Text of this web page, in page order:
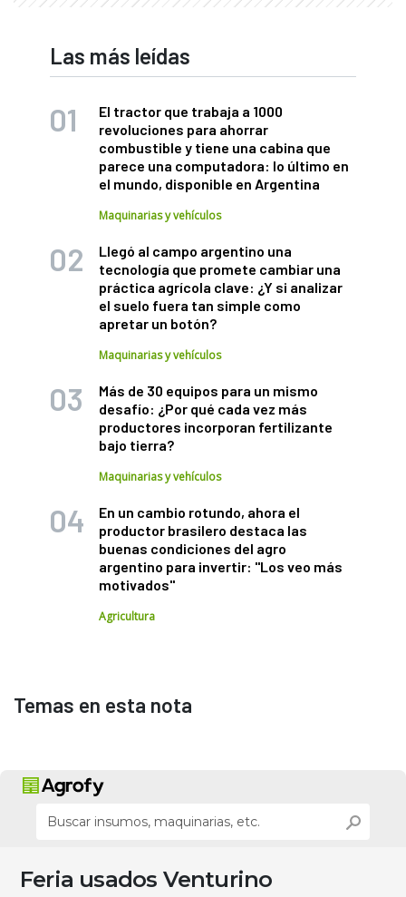
Las más leídas
El tractor que trabaja a 1000
revoluciones para ahorrar
combustible y tiene una cabina que
parece una computadora: lo último en
el mundo, disponible en Argentina
Maquinarias y vehículos
Llegó al campo argentino una
tecnología que promete cambiar una
práctica agrícola clave: ¿Y si analizar
el suelo fuera tan simple como
apretar un botón?
Maquinarias y vehículos
Más de 30 equipos para un mismo
desafío: ¿Por qué cada vez más
productores incorporan fertilizante
bajo tierra?
Maquinarias y vehículos
En un cambio rotundo, ahora el
productor brasilero destaca las
buenas condiciones del agro
argentino para invertir: "Los veo más
motivados"
Agricultura
Temas en esta nota
Feria usados Venturino